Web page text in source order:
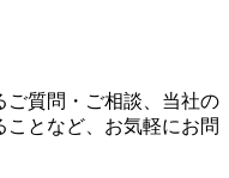
ご質問・ご相談、当社の
となど、お気軽にお問